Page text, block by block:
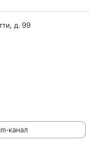
д. 99
канал